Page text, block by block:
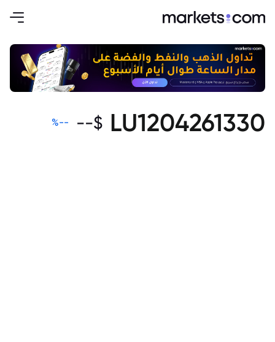
LU1204261330
$
--
--
%